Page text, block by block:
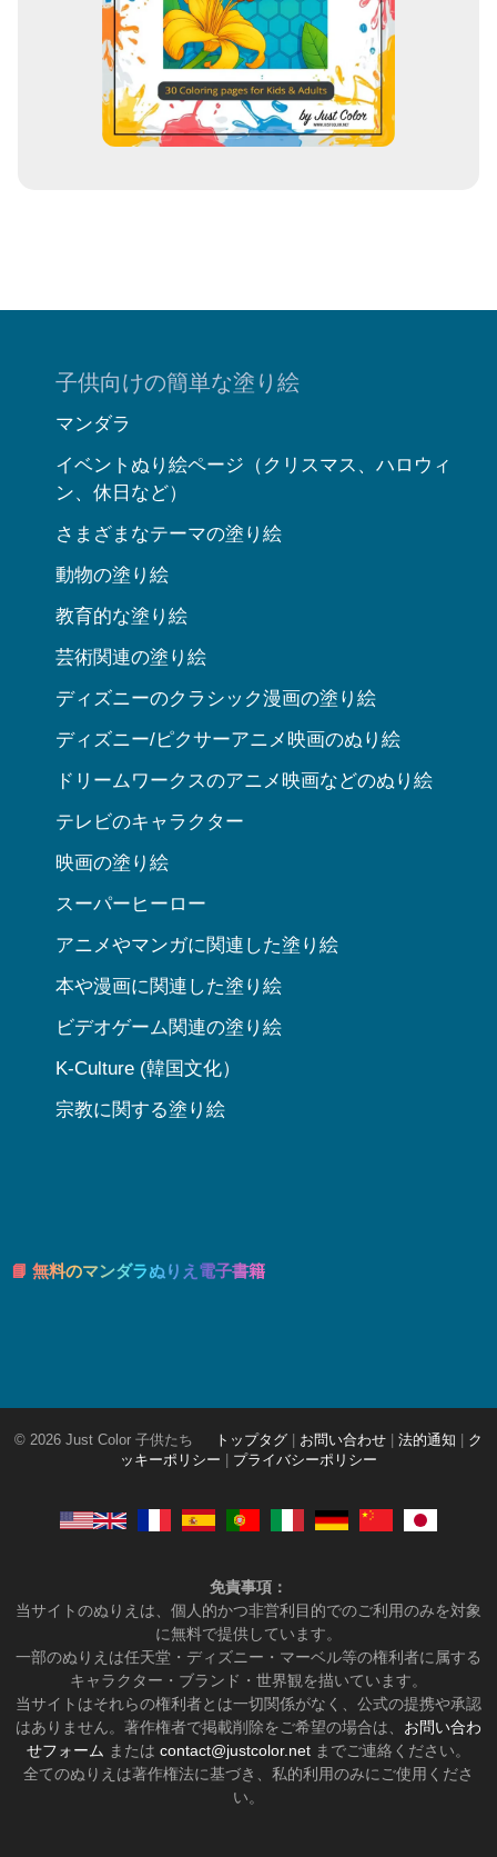
子供向けの簡単な塗り絵
マンダラ
イベントぬり絵ページ（クリスマス、ハロウィ
ン、休日など）
さまざまなテーマの塗り絵
動物の塗り絵
教育的な塗り絵
芸術関連の塗り絵
ディズニーのクラシック漫画の塗り絵
ディズニー/ピクサーアニメ映画のぬり絵
ドリームワークスのアニメ映画などのぬり絵
テレビのキャラクター
映画の塗り絵
スーパーヒーロー
アニメやマンガに関連した塗り絵
本や漫画に関連した塗り絵
ビデオゲーム関連の塗り絵
K-Culture (韓国文化）
宗教に関する塗り絵
📘 無料のマンダラぬりえ電子書籍
© 2026 Just Color 子供たち トップタグ お問い合わせ 法的通知
ク
ッキーポリシー
プライバシーポリシー
免責事項：
当サイトのぬりえは、個人的かつ非営利目的でのご利用のみを対象
に無料で提供しています。
一部のぬりえは任天堂・ディズニー・マーベル等の権利者に属する
キャラクター・ブランド・世界観を描いています。
当サイトはそれらの権利者とは一切関係がなく、公式の提携や承認
はありません。著作権者で掲載削除をご希望の場合は、 お問い合わ
せフォーム または contact@justcolor.net までご連絡ください。
全てのぬりえは著作権法に基づき、私的利用のみにご使用くださ
い。